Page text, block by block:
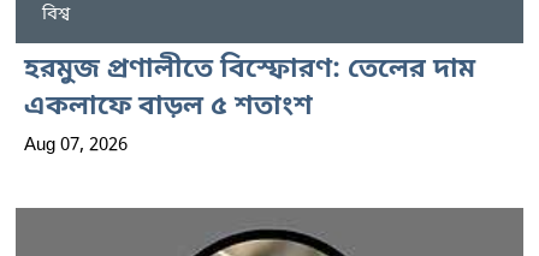
বিশ্ব
হরমুজ প্রণালীতে বিস্ফোরণ: তেলের দাম
একলাফে বাড়ল ৫ শতাংশ
Aug 07, 2026